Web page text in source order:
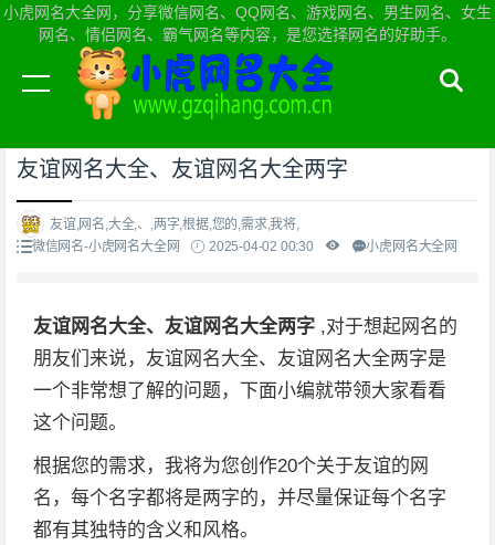
小虎网名大全网，分享微信网名、QQ网名、游戏网名、男生网名、女生
网名、情侣网名、霸气网名等内容，是您选择网名的好助手。
当前位置：小虎网名大全网首页>微信网名
友谊网名大全、友谊网名大全两字
友谊,网名,大全,、,两字,根据,您的,需求,我将,
微信网名-小虎网名大全网
2025-04-02 00:30 小虎网名大全网
友谊网名大全、友谊网名大全两字 ,对于想起网名的
朋友们来说，友谊网名大全、友谊网名大全两字是
一个非常想了解的问题，下面小编就带领大家看看
这个问题。
根据您的需求，我将为您创作20个关于友谊的网
名，每个名字都将是两字的，并尽量保证每个名字
都有其独特的含义和风格。